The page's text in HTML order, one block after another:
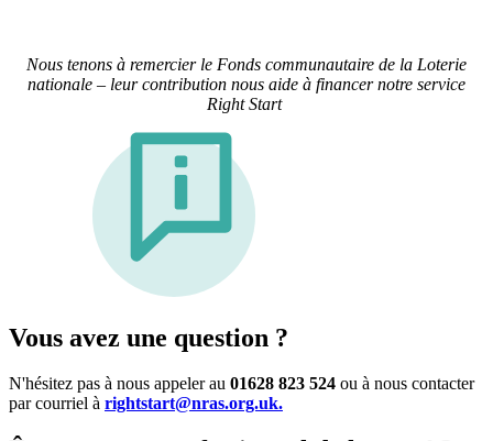
Nous tenons à remercier le Fonds communautaire de la Loterie
nationale – leur contribution nous aide à financer notre service
Right Start
Vous avez une question ?
N'hésitez pas à nous appeler au 01628 823 524 ou à nous contacter
par courriel à rightstart@nras.org.uk.